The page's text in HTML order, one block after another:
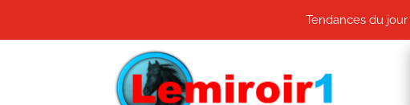
Tendances du jour